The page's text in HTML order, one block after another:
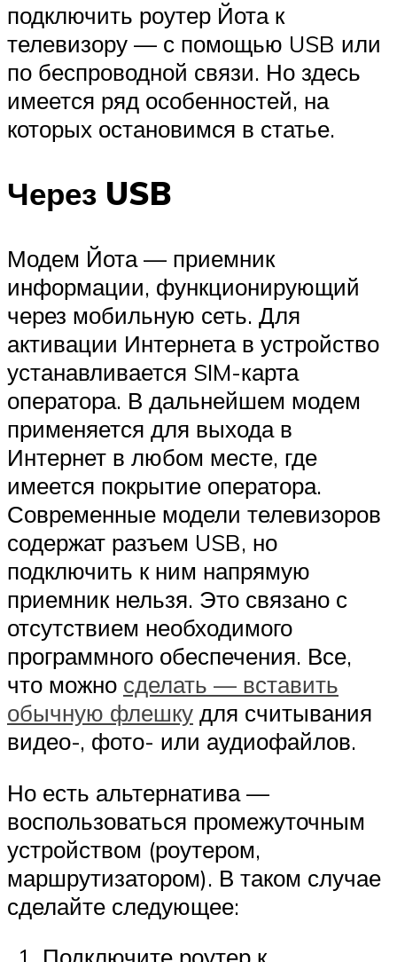
подключить роутер Йота к
телевизору — с помощью USB или
по беспроводной связи. Но здесь
имеется ряд особенностей, на
которых остановимся в статье.
Через USB
Модем Йота — приемник
информации, функционирующий
через мобильную сеть. Для
активации Интернета в устройство
устанавливается SIM-карта
оператора. В дальнейшем модем
применяется для выхода в
Интернет в любом месте, где
имеется покрытие оператора.
Современные модели телевизоров
содержат разъем USB, но
подключить к ним напрямую
приемник нельзя. Это связано с
отсутствием необходимого
программного обеспечения. Все,
что можно сделать — вставить
обычную флешку для считывания
видео-, фото- или аудиофайлов.
Но есть альтернатива —
воспользоваться промежуточным
устройством (роутером,
маршрутизатором). В таком случае
сделайте следующее: